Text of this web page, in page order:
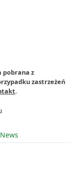
pobrana z
zastrzeżeń
.